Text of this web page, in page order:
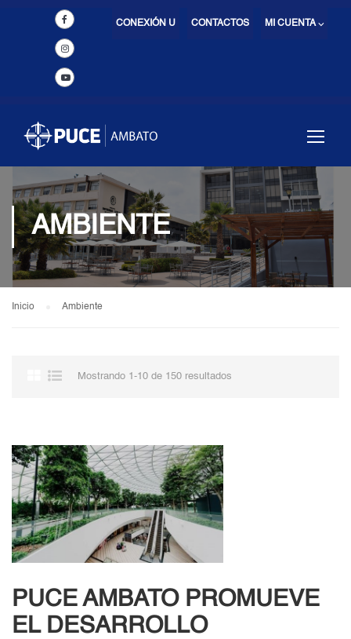
MI CUENTA ⌵
CONTACTOS
CONEXIÓN U
AMBIENTE
Inicio Ambiente
Mostrando 1-10 de 150 resultados
PUCE AMBATO PROMUEVE
EL DESARROLLO